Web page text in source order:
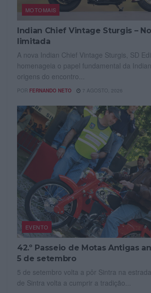
MOTOMAIS
Indian Chief Vintage Sturgis –
limitada
A nova Indian Chief Vintage Sturgis, SD
homenageia o papel fundamental da
origens do encontro...
POR FERNANDO NETO 7 AGOSTO, 2026
EVENTO
42.º Passeio de Motas Antigas
5 de setembro
5 de setembro volta a pôr Sintra na
de Sintra volta a cumprir a tradição...